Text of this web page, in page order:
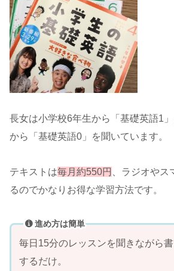
長女は小学校6年生から「基礎英語1
から「基礎英語0」を聞いています。
テキストは毎月約550円
、ラジオや
るのでかなりお得な学習方法です。
進め方は簡単
毎日15分のレッスンを聞きながら
するだけ。